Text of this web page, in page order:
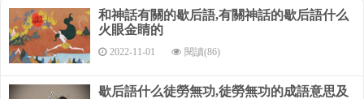
葛亮擺八卦陣---內有奇文 諸葛亮過長江---胸有成竹 諸葛亮六出
祁山---圖謀大業 諸葛亮用兵---神出鬼沒 諸葛亮借東風---神機妙
算 諸葛亮當軍師---名副其實 諸葛亮彈琴---臨危不亂 諸葛亮下東
吳---心里有數 諸葛亮草船借箭---用的是疑兵計 諸葛亮對降曹的
議論---嗤之以鼻 諸葛亮三氣周瑜---略使小技 諸葛亮戴相帽---大
和神話有關的歇后語,有關神話的歇后語什么
火眼金睛的
2022-11-01 閱讀(86)
歇后語什么徒勞無功,徒勞無功的成語意思及